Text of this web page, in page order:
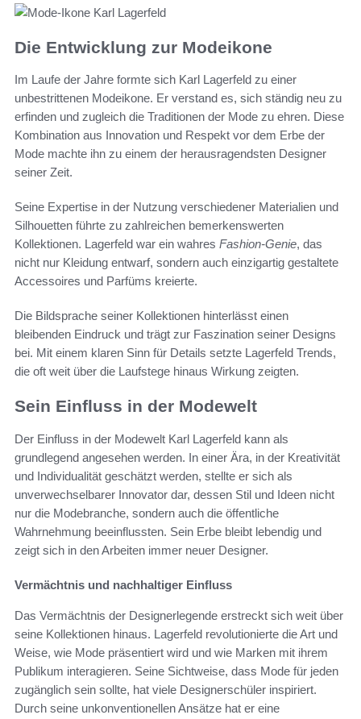
Die Entwicklung zur Modeikone
Im Laufe der Jahre formte sich Karl Lagerfeld zu einer
unbestrittenen Modeikone. Er verstand es, sich ständig neu zu
erfinden und zugleich die Traditionen der Mode zu ehren. Diese
Kombination aus Innovation und Respekt vor dem Erbe der
Mode machte ihn zu einem der herausragendsten Designer
seiner Zeit.
Seine Expertise in der Nutzung verschiedener Materialien und
Silhouetten führte zu zahlreichen bemerkenswerten
Kollektionen. Lagerfeld war ein wahres Fashion-Genie, das
nicht nur Kleidung entwarf, sondern auch einzigartig gestaltete
Accessoires und Parfüms kreierte.
Die Bildsprache seiner Kollektionen hinterlässt einen
bleibenden Eindruck und trägt zur Faszination seiner Designs
bei. Mit einem klaren Sinn für Details setzte Lagerfeld Trends,
die oft weit über die Laufstege hinaus Wirkung zeigten.
Sein Einfluss in der Modewelt
Der Einfluss in der Modewelt Karl Lagerfeld kann als
grundlegend angesehen werden. In einer Ära, in der Kreativität
und Individualität geschätzt werden, stellte er sich als
unverwechselbarer Innovator dar, dessen Stil und Ideen nicht
nur die Modebranche, sondern auch die öffentliche
Wahrnehmung beeinflussten. Sein Erbe bleibt lebendig und
zeigt sich in den Arbeiten immer neuer Designer.
Vermächtnis und nachhaltiger Einfluss
Das Vermächtnis der Designerlegende erstreckt sich weit über
seine Kollektionen hinaus. Lagerfeld revolutionierte die Art und
Weise, wie Mode präsentiert wird und wie Marken mit ihrem
Publikum interagieren. Seine Sichtweise, dass Mode für jeden
zugänglich sein sollte, hat viele Designerschüler inspiriert.
Durch seine unkonventionellen Ansätze hat er eine